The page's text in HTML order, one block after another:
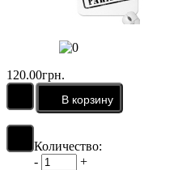
120.00грн.
Количество:
-
+